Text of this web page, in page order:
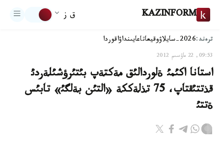
KAZINFORM ق ز
ترەند:2026-سايلاۋ وقيعاتاعايىنداۋاقوردا
09:53, 22 ماۋسىم 2012
استانا اكئمئ ةلوردالئق مةكتةپ بئتئرؤشئلةردئ
قذتتئقتاپ، 75 تذلةككة «التئن بةلگئ» تابئس
ةتتئ